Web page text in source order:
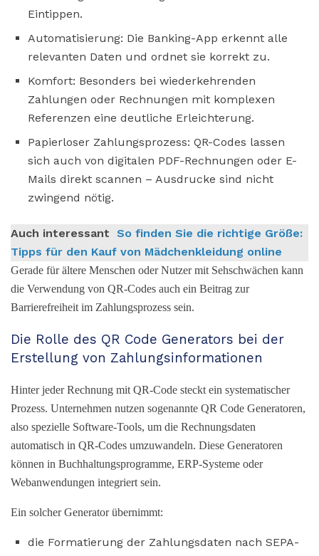
Eintippen.
Automatisierung: Die Banking-App erkennt alle
relevanten Daten und ordnet sie korrekt zu.
Komfort: Besonders bei wiederkehrenden
Zahlungen oder Rechnungen mit komplexen
Referenzen eine deutliche Erleichterung.
Papierloser Zahlungsprozess: QR-Codes lassen
sich auch von digitalen PDF-Rechnungen oder E-
Mails direkt scannen – Ausdrucke sind nicht
zwingend nötig.
Auch interessant So finden Sie die richtige Größe:
Tipps für den Kauf von Mädchenkleidung online
Gerade für ältere Menschen oder Nutzer mit Sehschwächen kann
die Verwendung von QR-Codes auch ein Beitrag zur
Barrierefreiheit im Zahlungsprozess sein.
Die Rolle des QR Code Generators bei der
Erstellung von Zahlungsinformationen
Hinter jeder Rechnung mit QR-Code steckt ein systematischer
Prozess. Unternehmen nutzen sogenannte QR Code Generatoren,
also spezielle Software-Tools, um die Rechnungsdaten
automatisch in QR-Codes umzuwandeln. Diese Generatoren
können in Buchhaltungsprogramme, ERP-Systeme oder
Webanwendungen integriert sein.
Ein solcher Generator übernimmt:
die Formatierung der Zahlungsdaten nach SEPA-